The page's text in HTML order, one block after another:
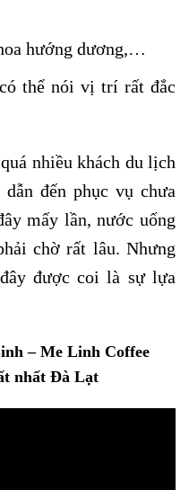
hướng dương,…
thể nói vị trí rất đắc
nhiều khách du lịch
đến phục vụ chưa
mấy lần, nước uống
chờ rất lâu. Nhưng
được coi là sự lựa
– Me Linh Coffee
nhất Đà Lạt